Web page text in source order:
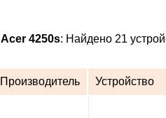
Acer 4250s: Найдено 21
Производитель Устройство